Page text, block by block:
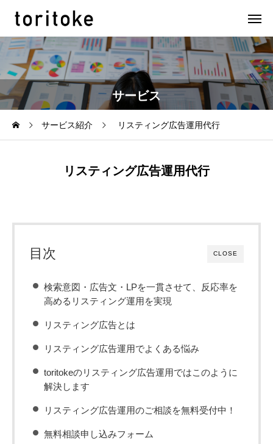
サービス
サービス紹介 リスティング広告運用代行
リスティング広告運用代行
CLOSE
目次
検索意図・広告文・LPを一貫させて、反応率を
高めるリスティング運用を実現
リスティング広告とは
リスティング広告運用でよくある悩み
toritokeのリスティング広告運用ではこのように
解決します
リスティング広告運用のご相談を無料受付中！
無料相談申し込みフォーム